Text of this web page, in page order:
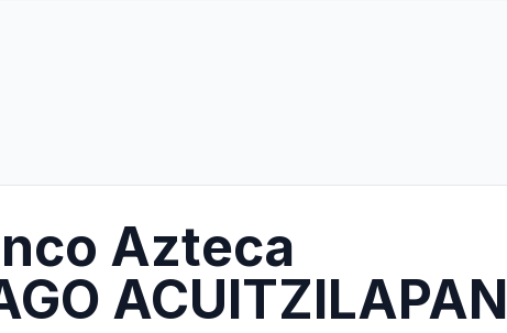
Azteca
ACUITZILAPAN